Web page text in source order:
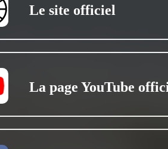
Le site officiel
La page YouTube